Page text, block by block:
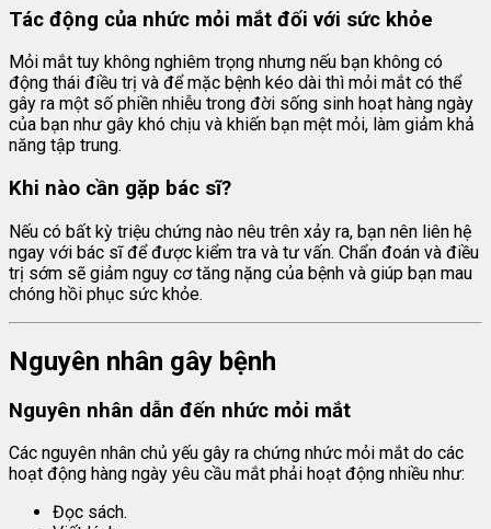
Tác động của nhức mỏi mắt đối với sức khỏe
Mỏi mắt tuy không nghiêm trọng nhưng nếu bạn không có
động thái điều trị và để mặc bệnh kéo dài thì mỏi mắt có thể
gây ra một số phiền nhiễu trong đời sống sinh hoạt hàng ngày
của bạn như gây khó chịu và khiến bạn mệt mỏi, làm giảm khả
năng tập trung.
Khi nào cần gặp bác sĩ?
Nếu có bất kỳ triệu chứng nào nêu trên xảy ra, bạn nên liên hệ
ngay với bác sĩ để được kiểm tra và tư vấn. Chẩn đoán và điều
trị sớm sẽ giảm nguy cơ tăng nặng của bệnh và giúp bạn mau
chóng hồi phục sức khỏe.
Nguyên nhân gây bệnh
Nguyên nhân dẫn đến nhức mỏi mắt
Các nguyên nhân chủ yếu gây ra chứng nhức mỏi mắt do các
hoạt động hàng ngày yêu cầu mắt phải hoạt động nhiều như:
Đọc sách.